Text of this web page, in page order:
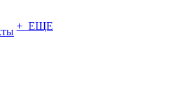
+ ЕЩЕ